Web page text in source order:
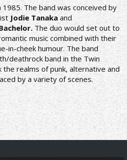
The band was conceived by
Jodie Tanakaand
The duo would set out to
music combined with their
in-cheek humour. The band
deathrock band in the Twin
the realms of punk, alternative and
by a variety of scenes.